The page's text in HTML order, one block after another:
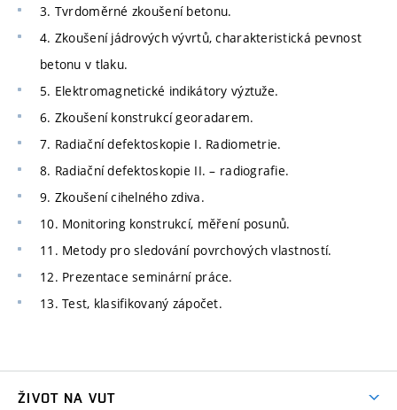
3. Tvrdoměrné zkoušení betonu.
4. Zkoušení jádrových vývrtů, charakteristická pevnost
betonu v tlaku.
5. Elektromagnetické indikátory výztuže.
6. Zkoušení konstrukcí georadarem.
7. Radiační defektoskopie I. Radiometrie.
8. Radiační defektoskopie II. – radiografie.
9. Zkoušení cihelného zdiva.
10. Monitoring konstrukcí, měření posunů.
11. Metody pro sledování povrchových vlastností.
12. Prezentace seminární práce.
13. Test, klasifikovaný zápočet.
ŽIVOT NA VUT